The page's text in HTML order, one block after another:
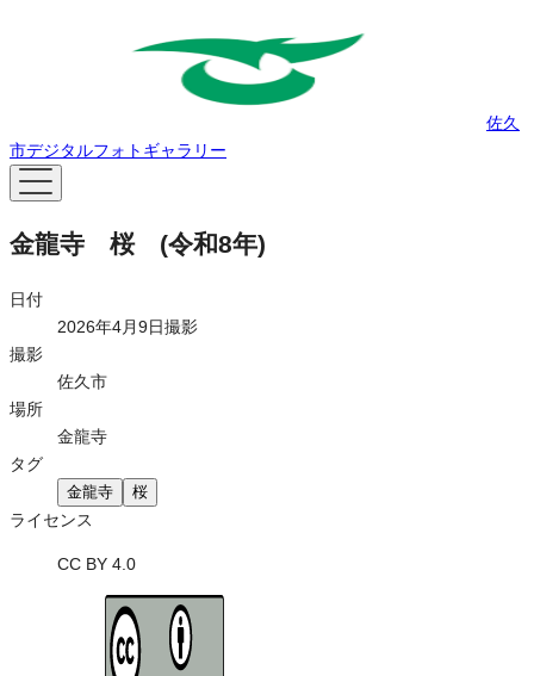
佐久
市デジタルフォトギャラリー
金龍寺 桜 (令和8年)
日付
2026年4月9日撮影
撮影
佐久市
場所
金龍寺
タグ
金龍寺 桜
ライセンス
CC BY 4.0